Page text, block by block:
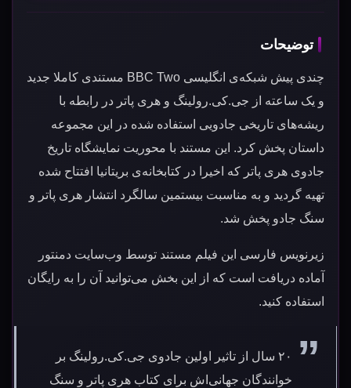
توضیحات
چندی پیش شبکه‌ی انگلیسی BBC Two مستندی کاملا جدید
و یک ساعته از جی.کی.رولینگ و هری پاتر در رابطه با
ریشه‌های تاریخی جادویی استفاده شده در این مجموعه
داستان پخش کرد. این مستند با محوریت نمایشگاه تاریخ
جادوی هری پاتر که اخیرا در کتابخانه‌ی بریتانیا افتتاح شده
تهیه گردید و به مناسبت بیستمین سالگرد انتشار هری پاتر و
سنگ جادو پخش شد.
زیرنویس فارسی این فیلم مستند توسط وب‌سایت دمنتور
آماده دریافت است که از این بخش می‌توانید آن را به رایگان
استفاده کنید.
۲۰ سال از تاثیر اولین جادوی جی.کی.رولینگ بر
خوانندگان جهانی‌اش برای کتاب هری پاتر و سنگ